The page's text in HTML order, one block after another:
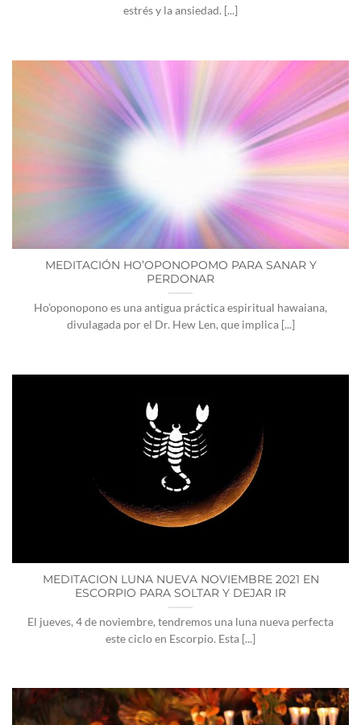
estrés y la ansiedad. [...]
MEDITACIÓN HO’OPONOPOMO PARA SANAR Y
PERDONAR
Ho’oponopono es una antigua práctica espiritual hawaiana,
divulagada por el Dr. Hew Len, que implica [...]
MEDITACION LUNA NUEVA NOVIEMBRE 2021 EN
ESCORPIO PARA SOLTAR Y DEJAR IR
El jueves, 4 de noviembre, tendremos una luna nueva perfecta
este ciclo en Escorpio. Esta [...]